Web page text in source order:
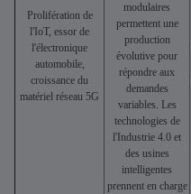
Prolifération de
l'IoT, essor de
l'électronique
automobile,
croissance du
matériel réseau 5G
modulaires
permettent une
production
évolutive pour
répondre aux
demandes
variables. Les
technologies de
l'Industrie 4.0 et
des usines
intelligentes
prennent en charge